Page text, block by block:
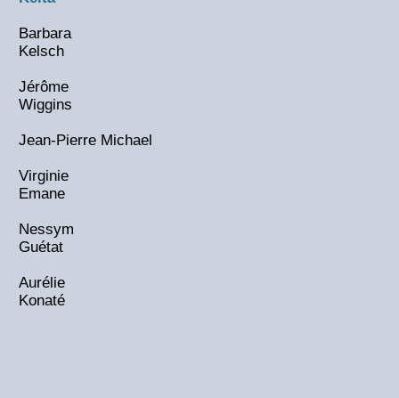
Barbara
Kelsch
Jérôme
Wiggins
Jean-Pierre Michael
Virginie
Emane
Nessym
Guétat
Aurélie
Konaté